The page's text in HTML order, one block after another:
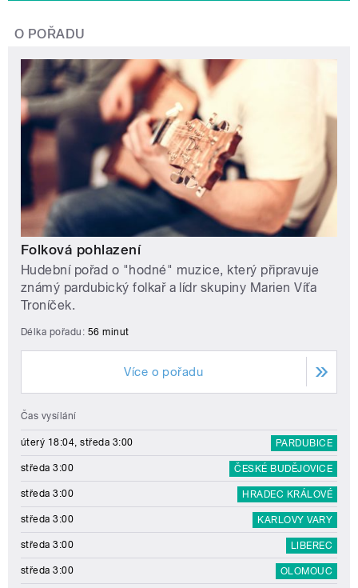
O POŘADU
Folková pohlazení
Hudební pořad o "hodné" muzice, který připravuje
známý pardubický folkař a lídr skupiny Marien Víťa
Troníček.
Délka pořadu: 56 minut
Více o pořadu
Čas vysílání
úterý 18:04, středa 3:00 PARDUBICE
středa 3:00 ČESKÉ BUDĚJOVICE
středa 3:00 HRADEC KRÁLOVÉ
středa 3:00 KARLOVY VARY
středa 3:00 LIBEREC
středa 3:00 OLOMOUC